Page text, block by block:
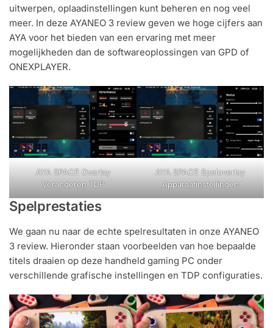
uitwerpen, oplaadinstellingen kunt beheren en nog veel
meer. In deze AYANEO 3 review geven we hoge cijfers aan
AYA voor het bieden van een ervaring met meer
mogelijkheden dan de softwareoplossingen van GPD of
ONEXPLAYER.
AYA SPACE Overlay
Veranderen TDP
AYA SPACE Speloverlay
Apparaatinstellingen
Spelprestaties
We gaan nu naar de echte spelresultaten in onze AYANEO
3 review. Hieronder staan voorbeelden van hoe bepaalde
titels draaien op deze handheld gaming PC onder
verschillende grafische instellingen en TDP configuraties.